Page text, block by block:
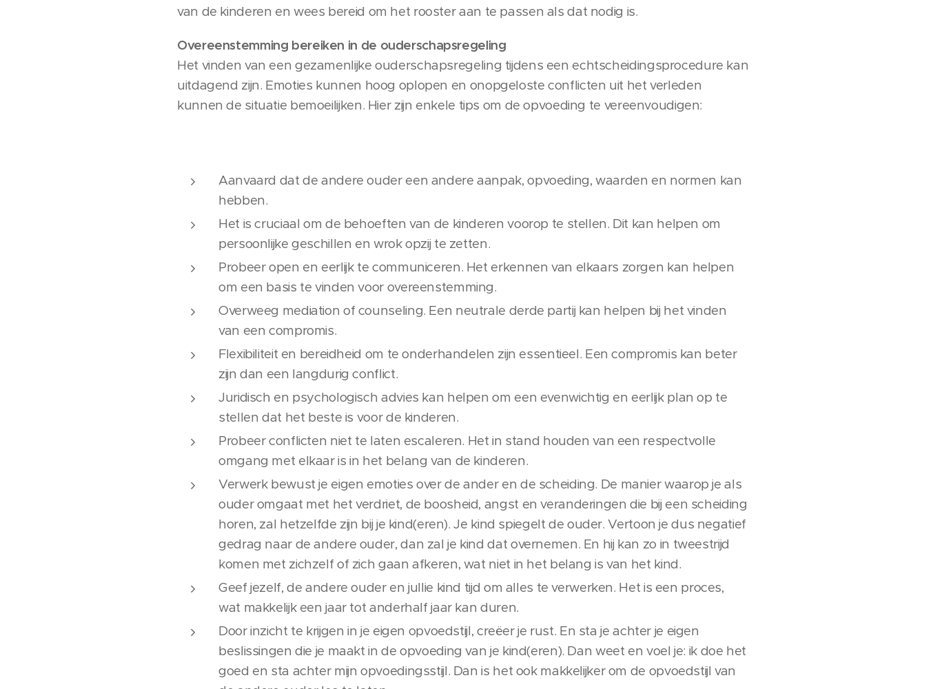
van de kinderen en wees bereid om het rooster aan te passen als dat nodig is.
Overeenstemming bereiken in de ouderschapsregeling
Het vinden van een gezamenlijke ouderschapsregeling tijdens een echtscheidingsprocedure kan
uitdagend zijn. Emoties kunnen hoog oplopen en onopgeloste conflicten uit het verleden
kunnen de situatie bemoeilijken. Hier zijn enkele tips om de opvoeding te vereenvoudigen:
Aanvaard dat de andere ouder een andere aanpak, opvoeding, waarden en normen kan
hebben.
Het is cruciaal om de behoeften van de kinderen voorop te stellen. Dit kan helpen om
persoonlijke geschillen en wrok opzij te zetten.
Probeer open en eerlijk te communiceren. Het erkennen van elkaars zorgen kan helpen
om een basis te vinden voor overeenstemming.
Overweeg mediation of counseling. Een neutrale derde partij kan helpen bij het vinden
van een compromis.
Flexibiliteit en bereidheid om te onderhandelen zijn essentieel. Een compromis kan beter
zijn dan een langdurig conflict.
Juridisch en psychologisch advies kan helpen om een evenwichtig en eerlijk plan op te
stellen dat het beste is voor de kinderen.
Probeer conflicten niet te laten escaleren. Het in stand houden van een respectvolle
omgang met elkaar is in het belang van de kinderen.
Verwerk bewust je eigen emoties over de ander en de scheiding. De manier waarop je als
ouder omgaat met het verdriet, de boosheid, angst en veranderingen die bij een scheiding
horen, zal hetzelfde zijn bij je kind(eren). Je kind spiegelt de ouder. Vertoon je dus negatief
gedrag naar de andere ouder, dan zal je kind dat overnemen. En hij kan zo in tweestrijd
komen met zichzelf of zich gaan afkeren, wat niet in het belang is van het kind.
Geef jezelf, de andere ouder en jullie kind tijd om alles te verwerken. Het is een proces,
wat makkelijk een jaar tot anderhalf jaar kan duren.
Door inzicht te krijgen in je eigen opvoedstijl, creëer je rust. En sta je achter je eigen
beslissingen die je maakt in de opvoeding van je kind(eren). Dan weet en voel je: ik doe het
goed en sta achter mijn opvoedingsstijl. Dan is het ook makkelijker om de opvoedstijl van